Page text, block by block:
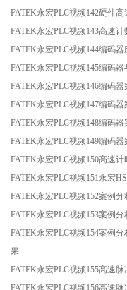
FATEK永宏PLC视频142硬件
FATEK永宏PLC视频143高速
FATEK永宏PLC视频144编码
FATEK永宏PLC视频145编码
FATEK永宏PLC视频146编码
FATEK永宏PLC视频147编码
FATEK永宏PLC视频148编码
FATEK永宏PLC视频149编码
FATEK永宏PLC视频150高速计
FATEK永宏PLC视频151永宏
FATEK永宏PLC视频152案例
FATEK永宏PLC视频153案例
FATEK永宏PLC视频154案例
果
FATEK永宏PLC视频155高速
FATEK永宏PLC视频156高速